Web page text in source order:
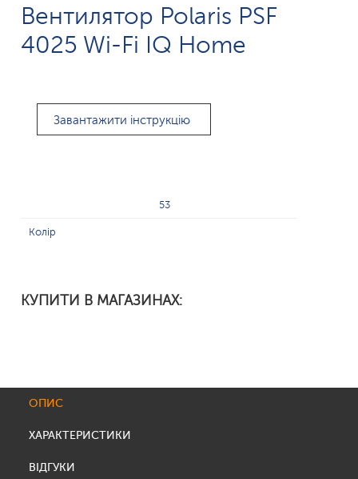
Вентилятор Polaris PSF
4025 Wi-Fi IQ Home
Завантажити інструкцію
53
Колір
КУПИТИ В МАГАЗИНАХ:
ОПИС
ХАРАКТЕРИСТИКИ
ВІДГУКИ